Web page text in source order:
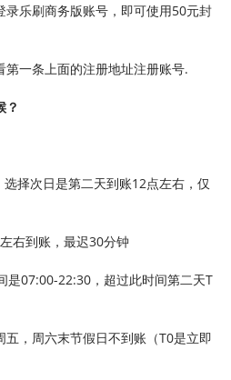
乐刷商务版账号，即可使用50元封
第一条上面的注册地址注册账号.
？
择次日是第二天到账12点左右，仅
右到账，最迟30分钟
是07:00-22:30，超过此时间第二天T
，周六末节假日不到账（T0是立即